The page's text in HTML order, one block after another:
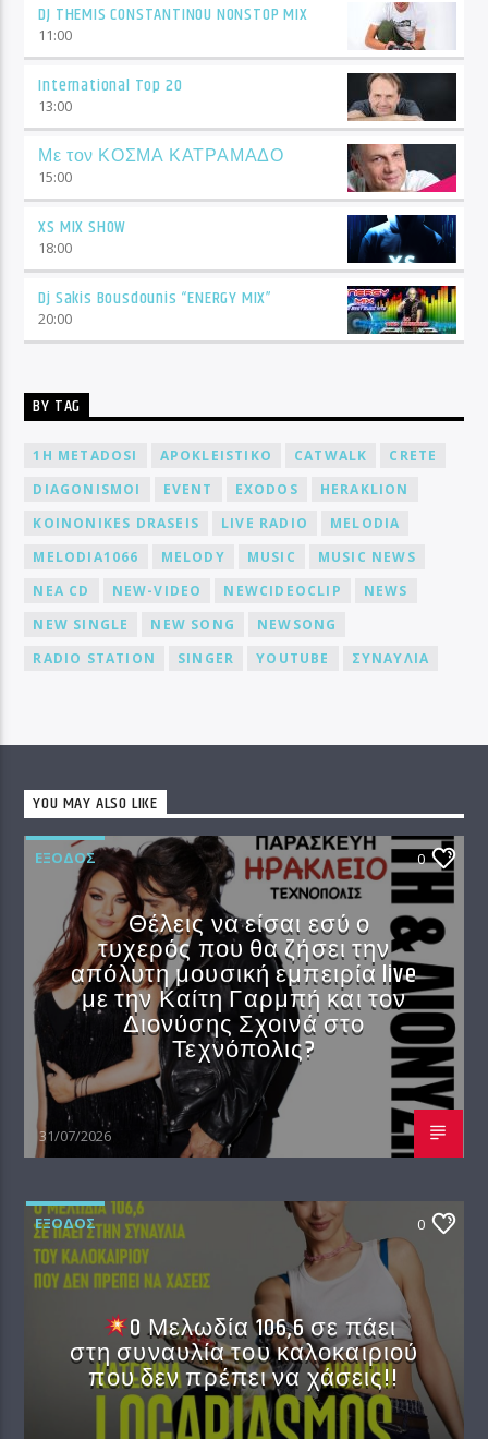
DJ THEMIS CONSTANTINOU NONSTOP MIX
11:00
International Top 20
13:00
Με τον ΚΟΣΜΑ ΚΑΤΡΑΜΑΔΟ
15:00
XS MIX SHOW
18:00
Dj Sakis Bousdounis “ENERGY MIX”
20:00
BY TAG
1H METADOSI APOKLEISTIKO CATWALK
CRETE
DIAGONISMOI
EVENT EXODOS
HERAKLION
KOINONIKES DRASEIS
LIVE RADIO
MELODIA
MELODIA1066
MELODY MUSIC
MUSIC NEWS
NEA CD
NEW-VIDEO NEWCIDEOCLIP
NEWS
NEW SINGLE
NEW SONG
NEWSONG
RADIO STATION
SINGER YOUTUBE ΣΥΝΑΥΛΙΑ
YOU MAY ALSO LIKE
EΞΟΔΟΣ 0
Θέλεις να είσαι εσύ ο
τυχερός που θα ζήσει την
απόλυτη μουσική εμπειρία live
με την Καίτη Γαρμπή και τον
Διονύσης Σχοινά στο
Τεχνόπολις?
31/07/2026
EΞΟΔΟΣ 0
O Μελωδία 106,6 σε πάει
στη συναυλία του καλοκαιριού
που δεν πρέπει να χάσεις!!